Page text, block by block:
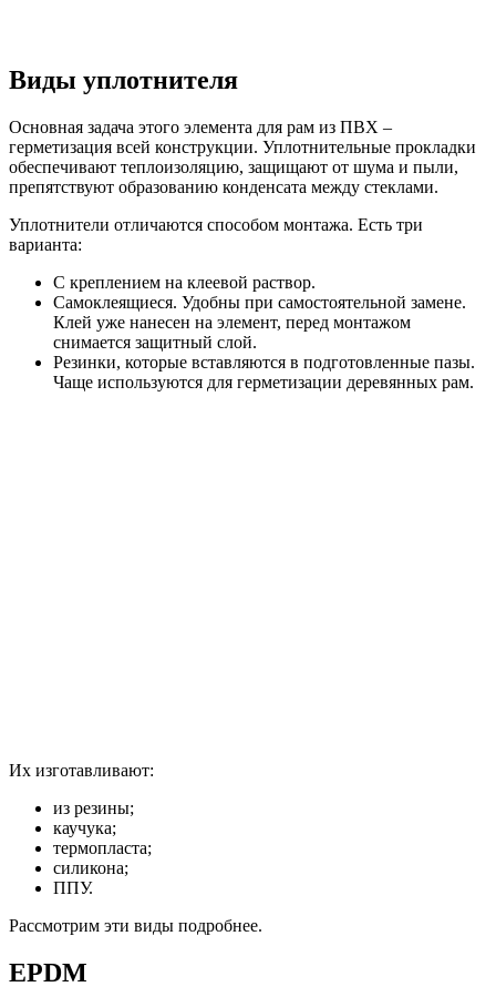
Виды уплотнителя
Основная задача этого элемента для рам из ПВХ –
герметизация всей конструкции. Уплотнительные прокладки
обеспечивают теплоизоляцию, защищают от шума и пыли,
препятствуют образованию конденсата между стеклами.
Уплотнители отличаются способом монтажа. Есть три
варианта:
С креплением на клеевой раствор.
Самоклеящиеся. Удобны при самостоятельной замене.
Клей уже нанесен на элемент, перед монтажом
снимается защитный слой.
Резинки, которые вставляются в подготовленные пазы.
Чаще используются для герметизации деревянных рам.
Их изготавливают:
из резины;
каучука;
термопласта;
силикона;
ППУ.
Рассмотрим эти виды подробнее.
EPDM